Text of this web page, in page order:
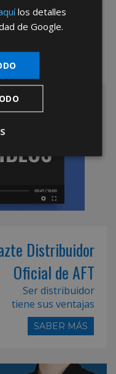
basada en
crece con
Distribuidor
Oficial de AFT
Ser distribuidor
tiene sus ventajas
SABER MÁS
los detalles
de Google.